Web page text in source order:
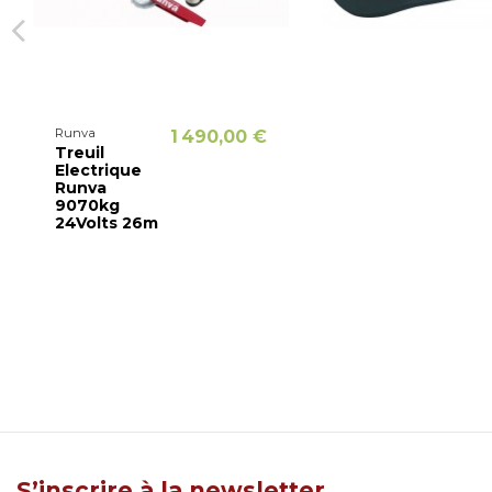
Runva
Treuil
Electrique
Runva
9070kg
24Volts 26m
1 490,00 €